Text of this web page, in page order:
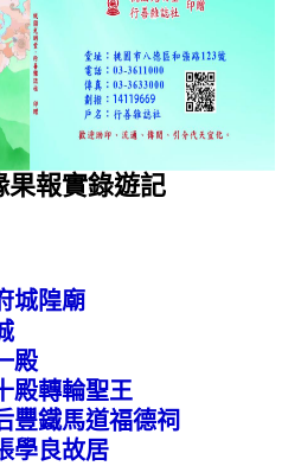
果報實錄遊記
城隍廟
殿
殿轉輪聖王
豐鐵馬道福德祠
學良故居